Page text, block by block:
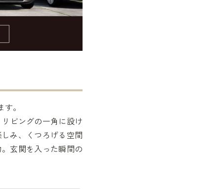
。
ビングの一角に設け
み、くつろげる空間
玄関を入った瞬間の